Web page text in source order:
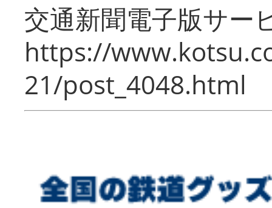
交通新聞電子版サー
https://
21/post_4048.html